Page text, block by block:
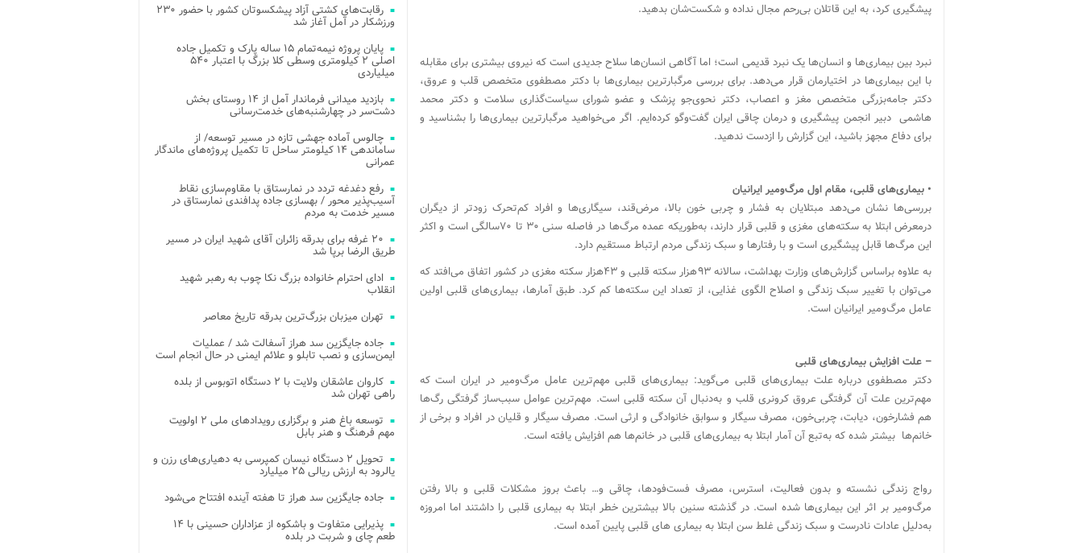
پیشگیری کرد، به این قاتلان بی‌رحم مجال نداده و شکست‌شان بدهید.
نبرد بین بیماری‌ها و انسان‌ها یک نبرد قدیمی است؛ اما آگاهی انسان‌ها سلاح جدیدی است که نیروی بیشتری برای مقابله
با این بیماری‌ها در اختیارمان قرار می‌دهد. برای بررسی مرگبارترین بیماری‌ها با دکتر مصطفوی متخصص قلب و عروق،
دکتر جامه‌بزرگی متخصص مغز و اعصاب، دکتر نحوی‌جو پزشک و عضو شورای سیاست‌گذاری سلامت و دکتر محمد
هاشمی دبیر انجمن پیشگیری و درمان چاقی ایران گفت‌وگو کرده‌ایم. اگر می‌خواهید مرگبار‌ترین بیماری‌ها را بشناسید و
برای دفاع مجهز باشید، این گزارش را از‌دست ندهید.
• بیماری‌های قلبی، مقام اول مرگ‌و‌میر ایرانیان
بررسی‌ها نشان می‌دهد مبتلایان به فشار و چربی خون بالا، مرض‌قند، سیگاری‌ها و افراد کم‌تحرک زودتر از دیگران
درمعرض ابتلا به سکته‌های مغزی و قلبی قرار دارند، به‌طوریکه عمده مرگ‌ها در فاصله سنی ۳۰ تا ۷۰‌سالگی است و اکثر
این مرگ‌ها قابل پیشگیری است و با رفتارها و سبک زندگی مردم ارتباط مستقیم دارد.
به‌ علاوه بر‌اساس گزارش‌های وزارت بهداشت، سالانه ۹۳هزار سکته قلبی و ۴۳هزار سکته مغزی در کشور اتفاق می‌افتد که
می‌توان با تغییر سبک زندگی و اصلاح الگوی غذایی، از تعداد این سکته‌ها کم کرد. طبق آمارها، بیماری‌های قلبی اولین
عامل مرگ‌و‌میر ایرانیان است.
– علت افزایش بیماری‌های قلبی
دکتر مصطفوی درباره علت بیماری‌های قلبی می‌گوید: بیماری‌های قلبی مهم‌ترین عامل مرگ‌و‌میر در ایران است که
مهم‌ترین علت آن گرفتگی عروق کرونری قلب و به‌دنبال آن سکته قلبی است. مهم‌ترین عوامل سبب‌ساز گرفتگی رگ‌ها
هم فشار‌خون، دیابت، چربی‌خون، مصرف سیگار و سوابق خانوادگی و ارثی است. مصرف سیگار و قلیان در افراد و برخی از
خانم‌ها بیشتر شده که به‌تبع آن آمار ابتلا به بیماری‌های قلبی در خانم‌ها هم افزایش یافته است.
رواج زندگی نشسته و بدون فعالیت، استرس، مصرف فست‌فودها، چاقی و… باعث بروز مشکلات قلبی و بالا رفتن
مرگ‌ومیر بر اثر این بیماری‌ها شده است. در گذشته سنین بالا بیشترین خطر ابتلا به بیماری قلبی را داشتند اما امروزه
به‌دلیل عادات نادرست و سبک زندگی غلط سن ابتلا به بیماری های قلبی پایین آمده است.
رقابت‌های کشتی آزاد پیشکسوتان کشور با حضور ۲۳۰
ورزشکار در آمل آغاز شد
پایان پروژه نیمه‌تمام ۱۵ ساله پارک و تکمیل جاده
اصلی ۲ کیلومتری وسطی کلا بزرگ با اعتبار ۵۴۰
میلیاردی
بازدید میدانی فرماندار آمل از ۱۴ روستای بخش
دشت‌سر در چهارشنبه‌های خدمت‌رسانی
چالوس آماده جهشی تازه در مسیر توسعه/ از
ساماندهی ۱۴ کیلومتر ساحل تا تکمیل پروژه‌های ماندگار
عمرانی
رفع دغدغه تردد در نمارستاق با مقاوم‌سازی نقاط
آسیب‌پذیر محور / بهسازی جاده پدافندی نمارستاق در
مسیر خدمت به مردم
۲۰ غرفه برای بدرقه زائران آقای شهید ایران در مسیر
طریق الرضا برپا شد
ادای احترام خانواده بزرگ نکا چوب به رهبر شهید
انقلاب
تهران میزبان بزرگ‌ترین بدرقه تاریخ معاصر
جاده جایگزین سد هراز آسفالت شد / عملیات
ایمن‌سازی و نصب تابلو و علائم ایمنی در حال انجام است
کاروان عاشقان ولایت با ۲ دستگاه اتوبوس از بلده
راهی تهران شد
توسعه باغ هنر و برگزاری رویدادهای ملی ۲ اولویت
مهم فرهنگ و هنر بابل
تحویل ۲ دستگاه نیسان کمپرسی به دهیاری‌های رزن و
یالرود به ارزش ریالی ۲۵ میلیارد
جاده جایگزین سد هراز تا هفته آینده افتتاح می‌شود
پذیرایی متفاوت و باشکوه از عزاداران حسینی با ۱۴
طعم چای و شربت در بلده